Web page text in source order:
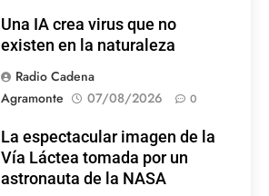
Una IA crea virus que no
existen en la naturaleza
Radio Cadena
Agramonte
07/08/2026 0
La espectacular imagen de la
Vía Láctea tomada por un
astronauta de la NASA